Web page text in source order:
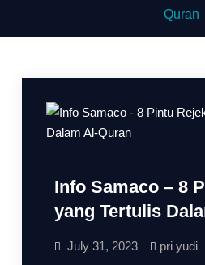
Quran
Info Samaco – 8
yang Tertulis
July 31, 2023 pri yudi